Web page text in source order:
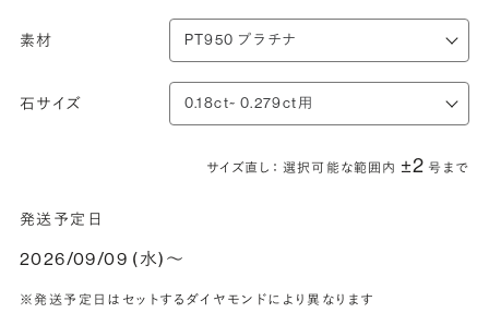
素材
石サイズ
サイズ直し： 選択可能な範囲内 ±2 号まで
発送予定日
2026/09/09 (水)〜
※発送予定日はセットするダイヤモンドにより異なります